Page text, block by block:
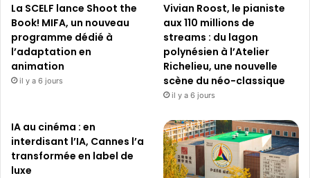
La SCELF lance Shoot the
Book! MIFA, un nouveau
programme dédié à
l’adaptation en
animation
il y a 6 jours
Vivian Roost, le pianiste
aux 110 millions de
streams : du lagon
polynésien à l’Atelier
Richelieu, une nouvelle
scène du néo-classique
il y a 6 jours
IA au cinéma : en
interdisant l’IA, Cannes l’a
transformée en label de
luxe